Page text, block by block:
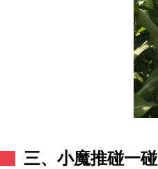
三、 小魔推碰一碰